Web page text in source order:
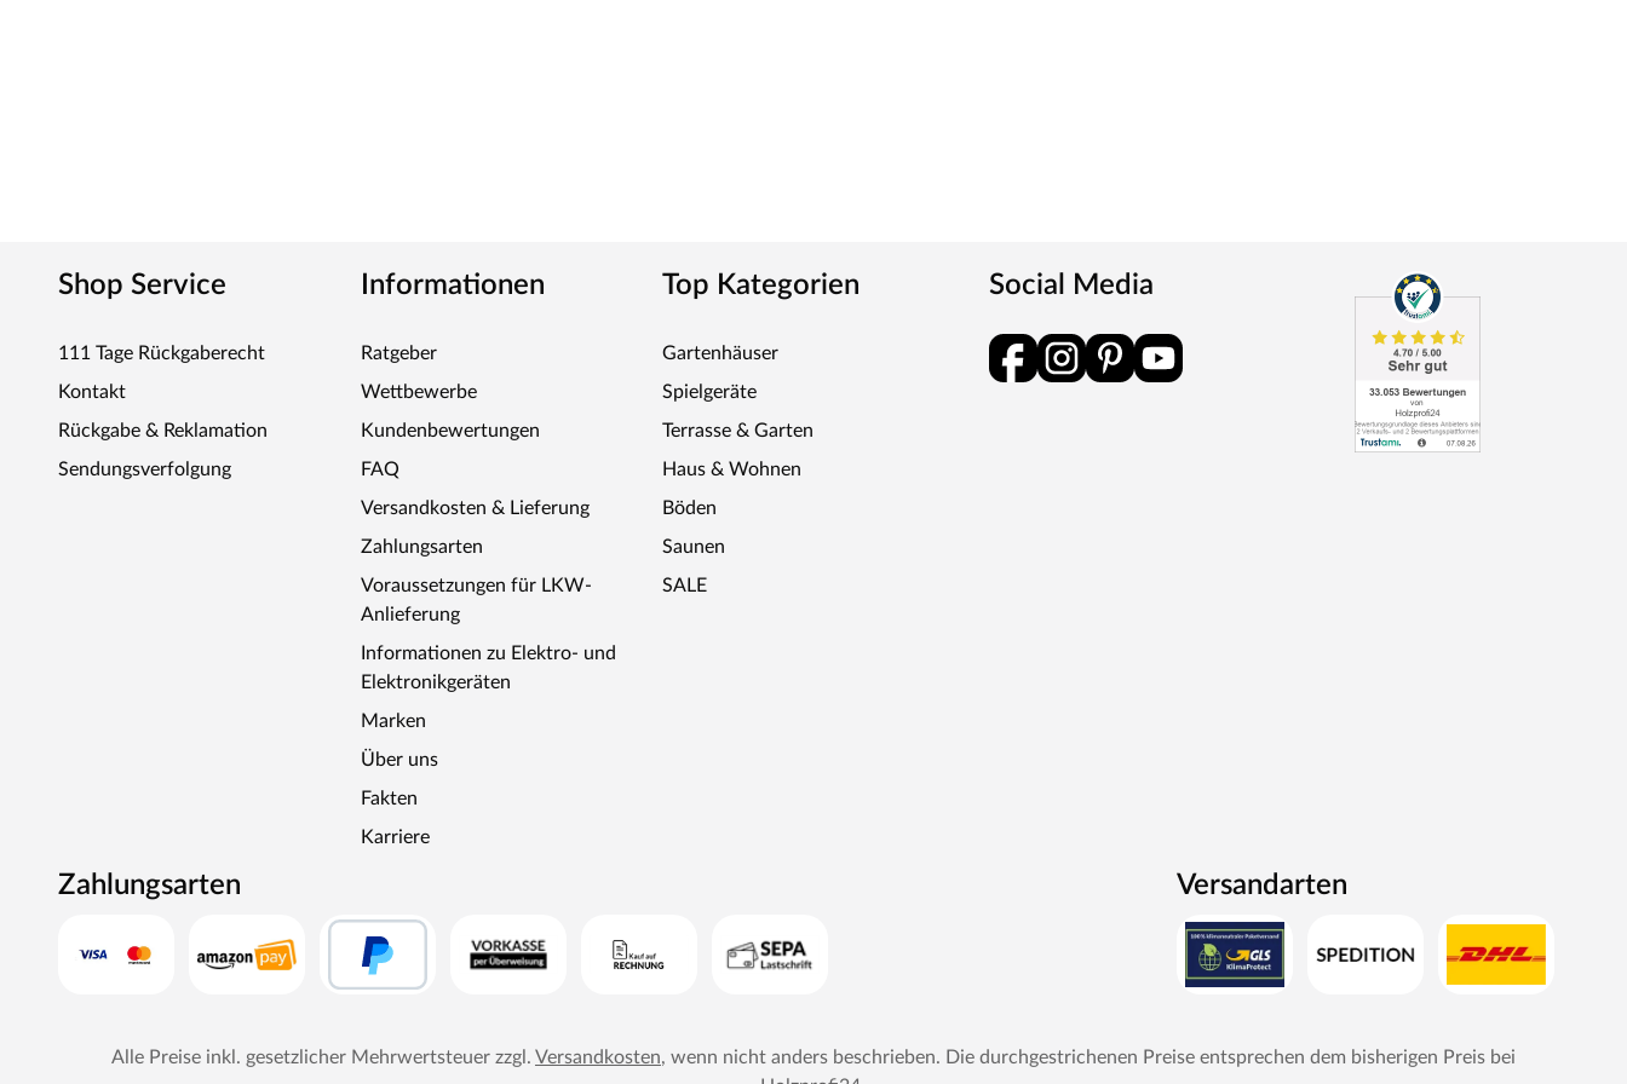
Shop Service
111 Tage Rückgaberecht
Kontakt
Rückgabe & Reklamation
Sendungsverfolgung
Informationen
Ratgeber
Wettbewerbe
Kundenbewertungen
FAQ
Versandkosten & Lieferung
Zahlungsarten
Voraussetzungen für LKW-
Anlieferung
Informationen zu Elektro- und
Elektronikgeräten
Marken
Über uns
Fakten
Karriere
Top Kategorien
Gartenhäuser
Spielgeräte
Terrasse & Garten
Haus & Wohnen
Böden
Saunen
SALE
Social Media
Zahlungsarten Versandarten
Alle Preise inkl. gesetzlicher Mehrwertsteuer zzgl. Versandkosten, wenn nicht anders beschrieben. Die durchgestrichenen Preise entsprechen dem bisherigen Preis bei